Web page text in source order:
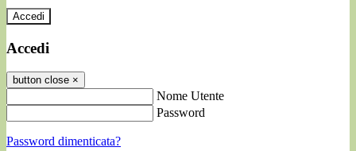
Accedi
Accedi
button close ×
Nome Utente
Password
Password dimenticata?